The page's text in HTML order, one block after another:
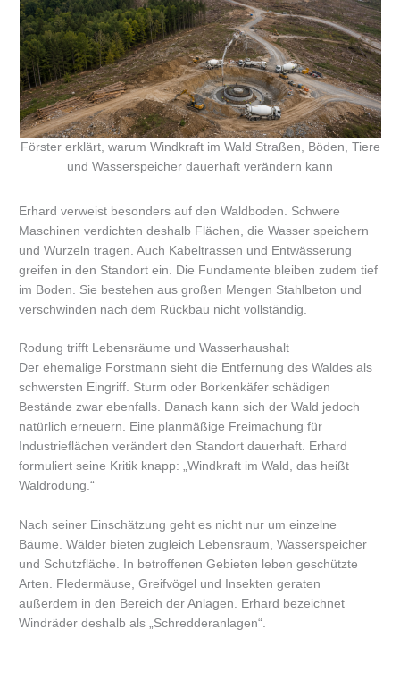
Förster erklärt, warum Windkraft im Wald Straßen, Böden, Tiere
und Wasserspeicher dauerhaft verändern kann
Erhard verweist besonders auf den Waldboden. Schwere
Maschinen verdichten deshalb Flächen, die Wasser speichern
und Wurzeln tragen. Auch Kabeltrassen und Entwässerung
greifen in den Standort ein. Die Fundamente bleiben zudem tief
im Boden. Sie bestehen aus großen Mengen Stahlbeton und
verschwinden nach dem Rückbau nicht vollständig.
Rodung trifft Lebensräume und Wasserhaushalt
Der ehemalige Forstmann sieht die Entfernung des Waldes als
schwersten Eingriff. Sturm oder Borkenkäfer schädigen
Bestände zwar ebenfalls. Danach kann sich der Wald jedoch
natürlich erneuern. Eine planmäßige Freimachung für
Industrieflächen verändert den Standort dauerhaft. Erhard
formuliert seine Kritik knapp: „Windkraft im Wald, das heißt
Waldrodung.“
Nach seiner Einschätzung geht es nicht nur um einzelne
Bäume. Wälder bieten zugleich Lebensraum, Wasserspeicher
und Schutzfläche. In betroffenen Gebieten leben geschützte
Arten. Fledermäuse, Greifvögel und Insekten geraten
außerdem in den Bereich der Anlagen. Erhard bezeichnet
Windräder deshalb als „Schredderanlagen“.